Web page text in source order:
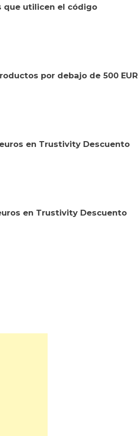
que utilicen el código
por debajo de 500 EUR
en Trustivity Descuento
en Trustivity Descuento